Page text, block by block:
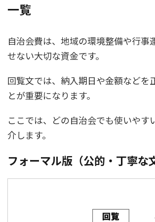
一覧
自治会費は、地域の環境整備や行事
せない大切な資金です。
回覧文では、納入期日や金額などを
とが重要になります。
ここでは、どの自治会でも使いやす
介します。
フォーマル版（公的・丁寧な